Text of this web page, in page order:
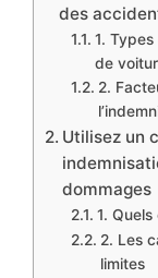
des
1.
de
2.
Utilisez un
dommages
1.
2. Les
limites